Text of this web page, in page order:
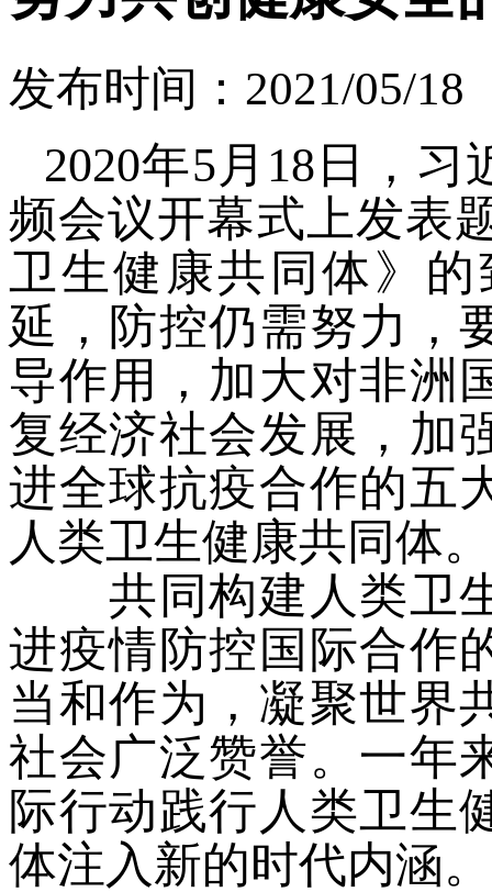
发布时间：2021/05/
2020年5月18日，
频会议开幕式上发表
卫生健康共同体》
延，防控仍需努力，
导作用，加大对非洲
复经济社会发展，加
进全球抗疫合作的五
人类卫生健康共同体。
共同构建人类卫生
进疫情防控国际合作
当和作为，凝聚世界
社会广泛赞誉。一年
际行动践行人类卫生
体注入新的时代内涵。